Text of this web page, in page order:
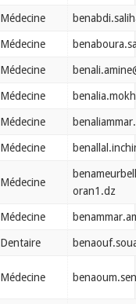
Médecine
Médecine
Médecine
Médecine
Médecine
Médecine
Médecine
oran1.dz
Médecine
Dentaire
Médecine